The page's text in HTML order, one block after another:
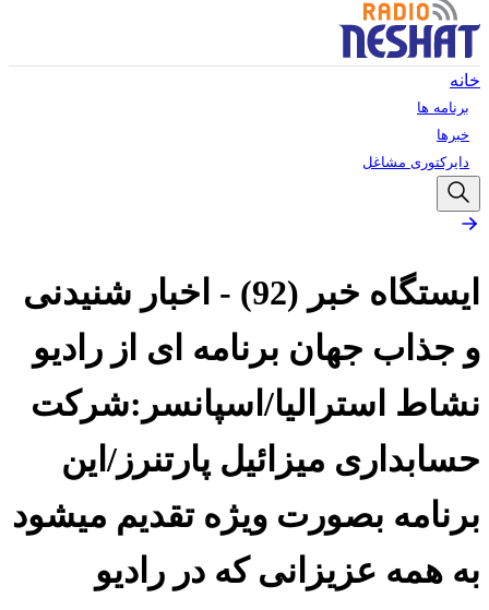
خانه
برنامه ها
خبرها
دایرکتوری مشاغل
ایستگاه خبر (92) - اخبار شنیدنی
و جذاب جهان برنامه ای از رادیو
نشاط استرالیا/اسپانسر:شرکت
حسابداری میزائیل پارتنرز/این
برنامه بصورت ویژه تقدیم میشود
به همه عزیزانی که در رادیو